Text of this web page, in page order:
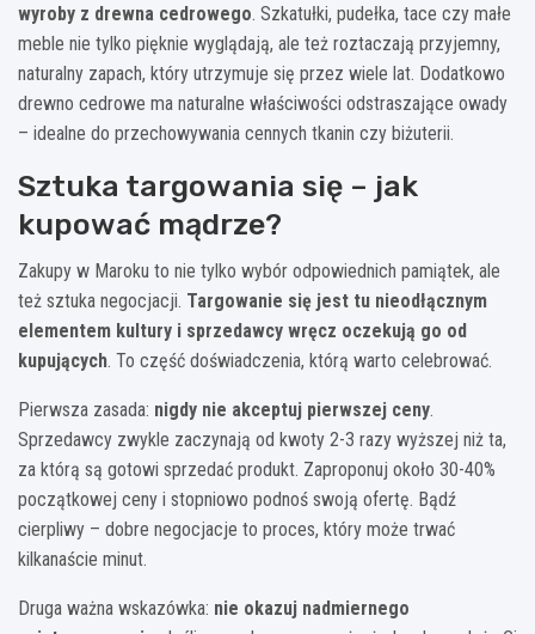
wyroby z drewna cedrowego. Szkatułki, pudełka, tace czy małe
meble nie tylko pięknie wyglądają, ale też roztaczają przyjemny,
naturalny zapach, który utrzymuje się przez wiele lat. Dodatkowo
drewno cedrowe ma naturalne właściwości odstraszające owady
– idealne do przechowywania cennych tkanin czy biżuterii.
Sztuka targowania się – jak
kupować mądrze?
Zakupy w Maroku to nie tylko wybór odpowiednich pamiątek, ale
też sztuka negocjacji. Targowanie się jest tu nieodłącznym
elementem kultury i sprzedawcy wręcz oczekują go od
kupujących. To część doświadczenia, którą warto celebrować.
Pierwsza zasada: nigdy nie akceptuj pierwszej ceny.
Sprzedawcy zwykle zaczynają od kwoty 2-3 razy wyższej niż ta,
za którą są gotowi sprzedać produkt. Zaproponuj około 30-40%
początkowej ceny i stopniowo podnoś swoją ofertę. Bądź
cierpliwy – dobre negocjacje to proces, który może trwać
kilkanaście minut.
Druga ważna wskazówka: nie okazuj nadmiernego